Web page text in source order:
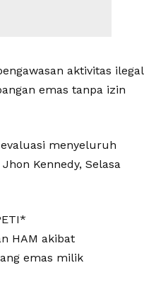
aktivitas ilegal
emas tanpa izin
menyeluruh
Kennedy, Selasa
HAM akibat
emas milik